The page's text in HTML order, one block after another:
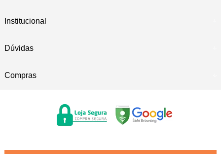
Institucional
Dúvidas
Compras